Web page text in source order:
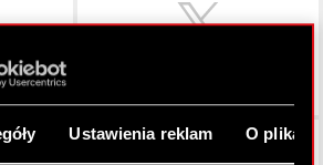
Ustawienia reklam O
Facebook